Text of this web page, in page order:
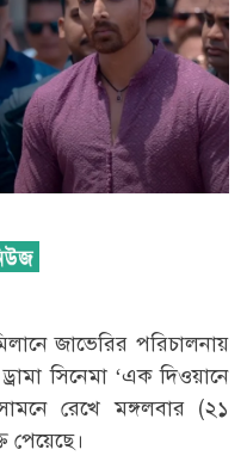
জাভেরির পরিচালনায়
সিনেমা ‘এক দিওয়ানে
রেখে মঙ্গলবার (২১
পেয়েছে।